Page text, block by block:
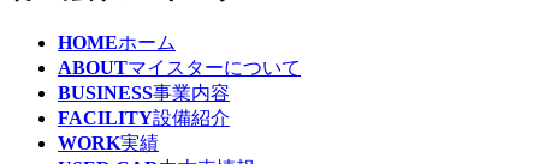
HOMEホーム
ABOUTマイスターについて
BUSINESS事業内容
FACILITY設備紹介
WORK実績